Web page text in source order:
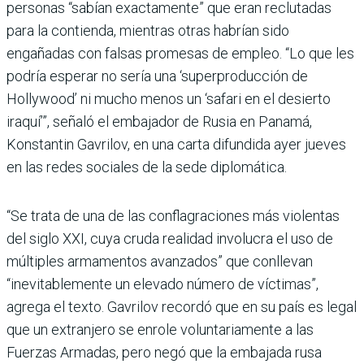
personas “sabían exactamente” que eran reclutadas
para la contienda, mientras otras habrían sido
engañadas con falsas promesas de empleo. “Lo que les
podría esperar no sería una ‘superproducción de
Hollywood’ ni mucho menos un ‘safari en el desierto
iraquí’”, señaló el embajador de Rusia en Panamá,
Konstantin Gavrilov, en una carta difundida ayer jueves
en las redes sociales de la sede diplomática.
“Se trata de una de las conflagraciones más violentas
del siglo XXI, cuya cruda realidad involucra el uso de
múltiples armamentos avanzados” que conllevan
“inevitablemente un elevado número de víctimas”,
agrega el texto. Gavrilov recordó que en su país es legal
que un extranjero se enrole voluntariamente a las
Fuerzas Armadas, pero negó que la embajada rusa